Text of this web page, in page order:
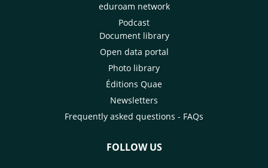
eduroam network
Podcast
Document library
Open data portal
Photo library
Éditions Quae
Newsletters
Frequently asked questions - FAQs
FOLLOW US